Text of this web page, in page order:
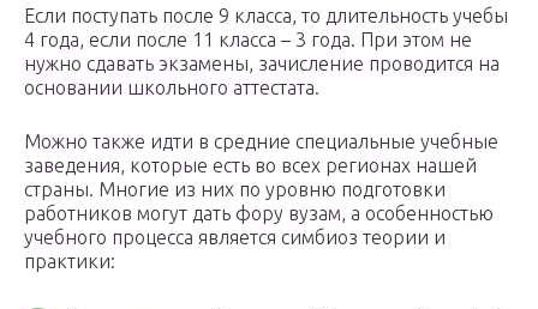
Если поступать после 9 класса, то длительность учебы
4 года, если после 11 класса – 3 года. При этом не
нужно сдавать экзамены, зачисление проводится на
основании школьного аттестата.
Можно также идти в средние специальные учебные
заведения, которые есть во всех регионах нашей
страны. Многие из них по уровню подготовки
работников могут дать фору вузам, а особенностью
учебного процесса является симбиоз теории и
практики: